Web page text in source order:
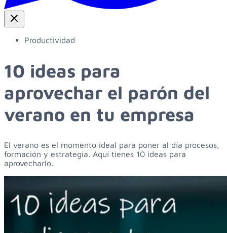
Productividad
10 ideas para
aprovechar el parón del
verano en tu empresa
El verano es el momento ideal para poner al día procesos,
formación y estrategia. Aquí tienes 10 ideas para
aprovecharlo.